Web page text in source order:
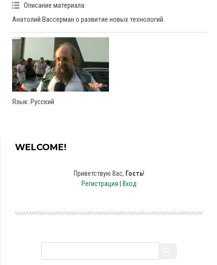
Описание материала:
Анатолий Вассерман о развитие новых технологий.
Язык: Русский
WELCOME!
Приветствую Вас, Гость!
Регистрация
Вход